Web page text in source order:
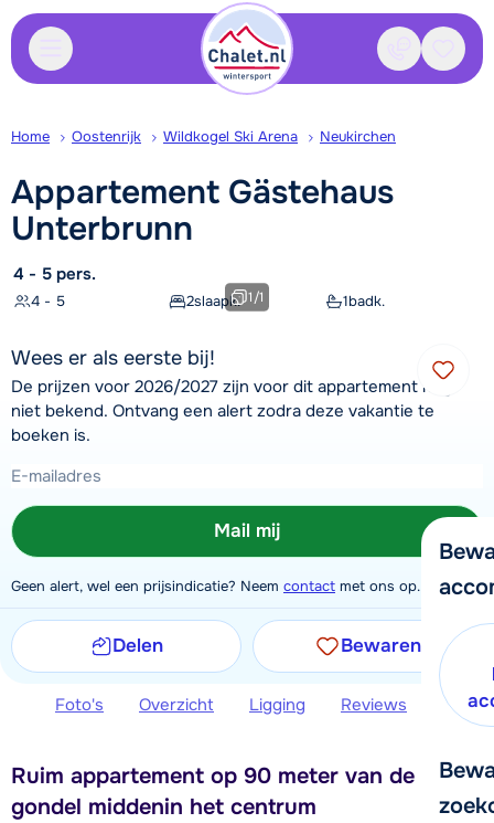
Contact
Home Oostenrijk Wildkogel Ski Arena Neukirchen
Appartement Gästehaus
Unterbrunn
4 - 5 pers.
4 - 5 2slaapk. 1badk.
1/1
Wees er als eerste bij!
De prijzen voor 2026/2027 zijn voor dit appartement nog
niet bekend. Ontvang een alert zodra deze vakantie te
boeken is.
Mail mij
Geen alert, wel een prijsindicatie? Neem contact met ons op.
Delen Bewaren
Foto's Overzicht Ligging Reviews Extra
Ruim appartement op 90 meter van de
gondel middenin het centrum